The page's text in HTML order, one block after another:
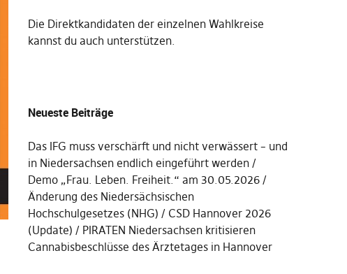
Die Direktkandidaten der einzelnen Wahlkreise
kannst du auch unterstützen.
Neueste Beiträge
Das IFG muss verschärft und nicht verwässert – und
in Niedersachsen endlich eingeführt werden
Demo „Frau. Leben. Freiheit.“ am 30.05.2026
Änderung des Niedersächsischen
Hochschulgesetzes (NHG)
CSD Hannover 2026
(Update)
PIRATEN Niedersachsen kritisieren
Cannabisbeschlüsse des Ärztetages in Hannover